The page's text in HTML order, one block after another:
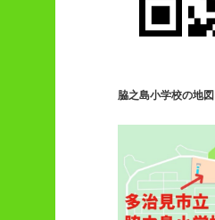
脇之島小学校の地図